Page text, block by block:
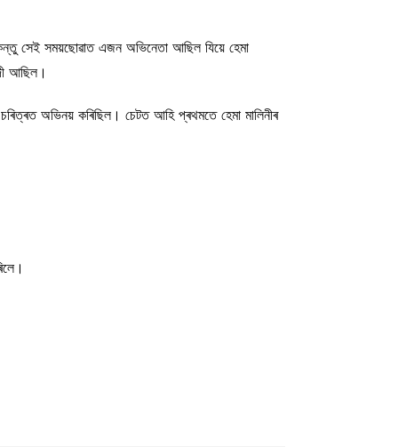
সেই সময়ছোৱাত এজন অভিনেতা আছিল যিয়ে হেমা
আছিল।
অভিনয় কৰিছিল। চেটত আহি প্ৰথমতে হেমা মালিনীৰ